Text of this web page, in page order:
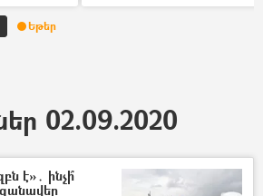
Եթեր
02.09.2020
է»․ ինչի՞